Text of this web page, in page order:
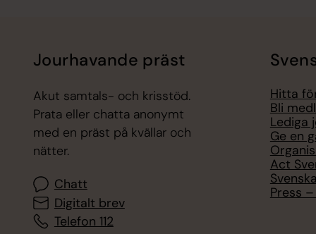
Jourhavande präst
Akut samtals- och krisstöd.
Prata eller chatta anonymt
med en präst på kvällar och
nätter.
Chatt
Digitalt brev
Telefon 112
Hitta
Bli
Lediga
Ge en
Act
Press